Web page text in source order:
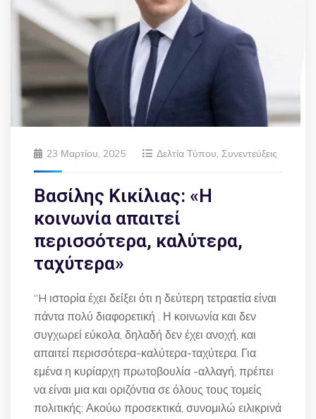
23 Μαρτίου, 2025 Δελτία Τύπου, Συνεντεύξεις
Βασίλης Κικίλιας: «Η
κοινωνία απαιτεί
περισσότερα, καλύτερα,
ταχύτερα»
“H ιστορία έχει δείξει ότι η δεύτερη τετραετία είναι
πάντα πολύ διαφορετική . Η κοινωνία και δεν
συγχωρεί εύκολα, δηλαδή δεν έχει ανοχή, και
απαιτεί περισσότερα-καλύτερα-ταχύτερα. Για
εμένα η κυρίαρχη πρωτοβουλία -αλλαγή, πρέπει
να είναι μια και οριζόντια σε όλους τους τομείς
πολιτικής: Ακούω προσεκτικά, συνομιλώ ειλικρινά